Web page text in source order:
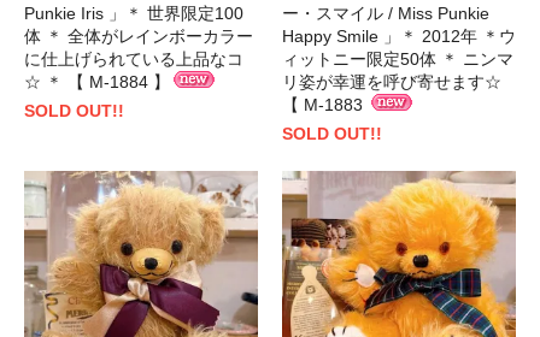
Punkie Iris 」＊ 世界限定100
体 ＊ 全体がレインボーカラー
に仕上げられている上品なコ
☆ ＊ 【 M-1884 】
SOLD OUT!!
ー・スマイル / Miss Punkie
Happy Smile 」＊ 2012年 ＊ウ
ィットニー限定50体 ＊ ニンマ
リ姿が幸運を呼び寄せます☆
【 M-1883
SOLD OUT!!